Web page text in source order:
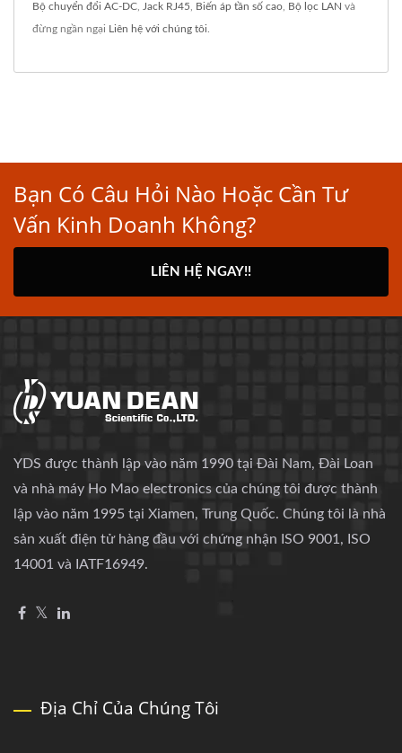
Bộ chuyển đổi AC-DC Jack RJ45 Biến áp tần số cao Bộ lọc LAN và
đừng ngần ngại Liên hệ với chúng tôi
Bạn Có Câu Hỏi Nào Hoặc Cần Tư
Vấn Kinh Doanh Không?
LIÊN HỆ NGAY!!
YDS được thành lập vào năm 1990 tại Đài Nam, Đài Loan
và nhà máy Ho Mao electronics của chúng tôi được thành
lập vào năm 1995 tại Xiamen, Trung Quốc. Chúng tôi là nhà
sản xuất điện tử hàng đầu với chứng nhận ISO 9001, ISO
14001 và IATF16949.
Địa Chỉ Của Chúng Tôi